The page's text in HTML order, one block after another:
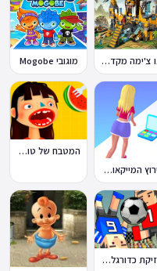
לגו צ'ימה מקדש האריות מוגובי Mogobe
מירוץ המייקאובר Makeover Run
המטבח של טוקה בוקה
פיזיקת כדורגל Soccer Physics